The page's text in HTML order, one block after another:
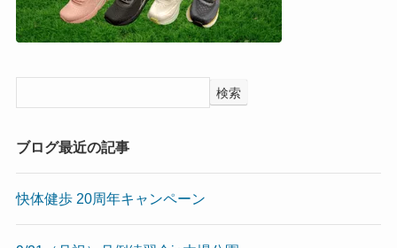
検索
ブログ最近の記事
快体健歩 20周年キャンペーン